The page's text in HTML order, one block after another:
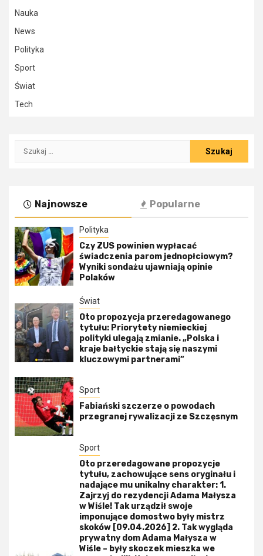
Nauka
News
Polityka
Sport
Świat
Tech
Szukaj:
Najnowsze Popularne
Polityka
Czy ZUS powinien wypłacać
świadczenia parom jednopłciowym?
Wyniki sondażu ujawniają opinie
Polaków
Świat
Oto propozycja przeredagowanego
tytułu: Priorytety niemieckiej
polityki ulegają zmianie. „Polska i
kraje bałtyckie stają się naszymi
kluczowymi partnerami”
Sport
Fabiański szczerze o powodach
przegranej rywalizacji ze Szczęsnym
Sport
Oto przeredagowane propozycje
tytułu, zachowujące sens oryginału i
nadające mu unikalny charakter: 1.
Zajrzyj do rezydencji Adama Małysza
w Wiśle! Tak urządził swoje
imponujące domostwo były mistrz
skoków [09.04.2026] 2. Tak wygląda
prywatny dom Adama Małysza w
Wiśle – były skoczek mieszka we